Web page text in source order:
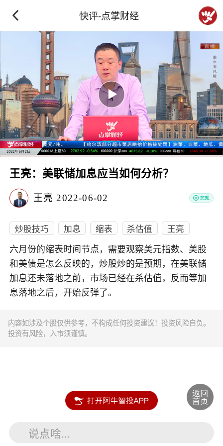
快评-点掌财经
王亮：美联储加息应当如何分析？
王亮 2022-06-02
炒股技巧 加息 缩表 杀估值 王亮
六月份的缩表时间节点，需要观察美元指数、美股
和美债是怎么反映的，炒股炒的是预期，在美联储
加息还未落地之前，市场已经在杀估值，反而等加
息落地之后，开始反弹了。
内容如涉及个股仅供参考，不构成任何投资建议！投资风险自负。
投资有风险，入市须谨慎。
说点啥...